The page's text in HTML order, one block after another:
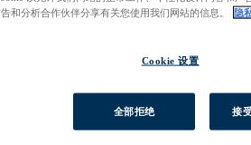
学术委员会
和分析合作伙伴分享有关您使用我们网站的信息。
隐
Cookie 设置
全部拒绝 接